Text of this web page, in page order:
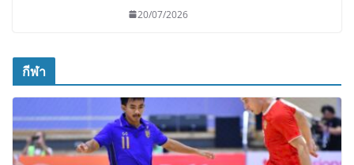
20/07/2026
กีฬา